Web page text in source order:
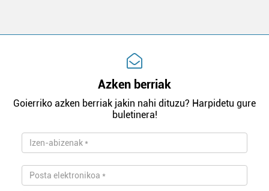
Azken berriak
Goierriko azken berriak jakin nahi dituzu? Harpidetu gure
buletinera!